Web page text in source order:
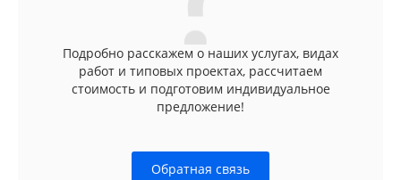
Подробно расскажем о наших услугах, видах
работ и типовых проектах, рассчитаем
стоимость и подготовим индивидуальное
предложение!
Обратная связь